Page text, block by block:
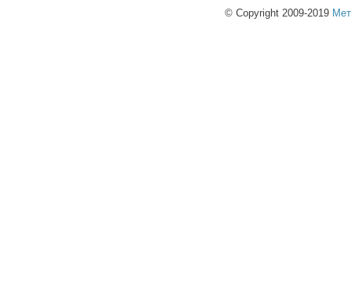
© Copyright 2009-2019